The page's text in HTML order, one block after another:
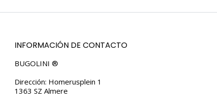
INFORMACIÓN DE CONTACTO
BUGOLINI ®
Dirección: Homerusplein 1
1363 SZ Almere